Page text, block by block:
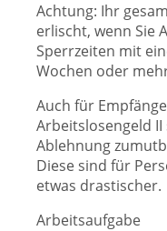
Achtung: Ihr
erlischt, wenn Sie
Sperrzeiten mit
Wochen oder
Auch für
Arbeitslosengeld
Ablehnung
Diese sind für
etwas drastischer.
Arbeitsaufgabe